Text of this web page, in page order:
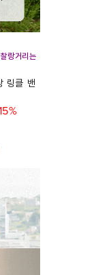
랑거리는
링클 밴